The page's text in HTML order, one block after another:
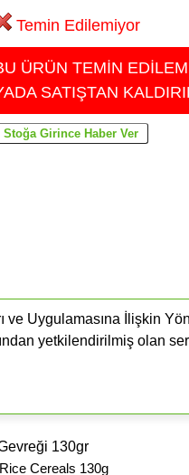
Temin Edilemiyor
ÜRÜN TEMİN
SATIŞTAN
ve Uygulamasına İlişkin
yetkilendirilmiş olan
130gr
Cereals 130g